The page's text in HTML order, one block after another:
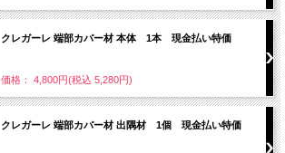
クレガーレ 端部カバー材 本体 1本 現金払い特価
価格： 4,800円(税込 5,280円)
クレガーレ 端部カバー材 出隅材 1個 現金払い特価